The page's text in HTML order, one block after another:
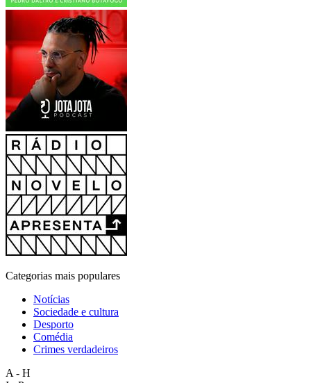
Categorias mais populares
Notícias
Sociedade e cultura
Desporto
Comédia
Crimes verdadeiros
A - H